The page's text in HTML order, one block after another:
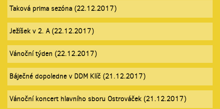
Taková prima sezóna (22.12.2017)
Ježíšek v 2. A (22.12.2017)
Vánoční týden (22.12.2017)
Báječné dopoledne v DDM Klíč (21.12.2017)
Vánoční koncert hlavního sboru Ostrováček (21.12.2017)